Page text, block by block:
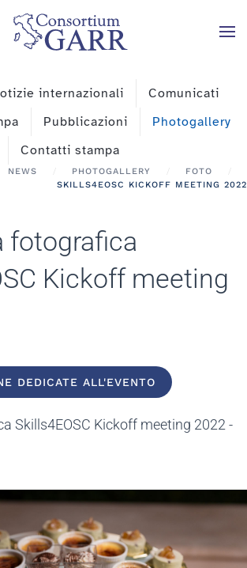
internazionali
Comunicati
Pubblicazioni
Photogallery
Contatti stampa
NEWS PHOTOGALLERY
FOTO
SKILLS4EOSC KICKOFF MEETING 2022
fotografica
Kickoff meeting
DEDICATE ALL'EVENTO
Skills4EOSC Kickoff meeting 2022 -